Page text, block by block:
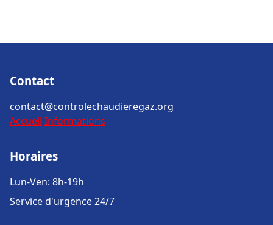
Contact
contact@controlechaudieregaz.org
Accueil Informations
Horaires
Lun-Ven: 8h-19h
Service d'urgence 24/7